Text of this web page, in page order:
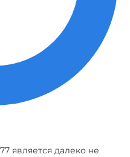
является далеко не